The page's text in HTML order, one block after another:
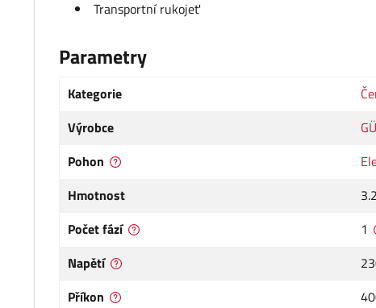
Transportní rukojeť
Parametry
Kategorie
Výrobce
Pohon
Hmotnost
Počet fází
1
Napětí
Příkon